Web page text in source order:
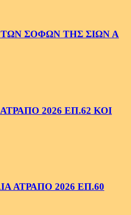
ΣΟΦΩΝ ΤΗΣ ΣΙΩΝ Α
2026 ΕΠ.62 ΚΟΙ
ΑΤΡΑΠΟ 2026 ΕΠ.60